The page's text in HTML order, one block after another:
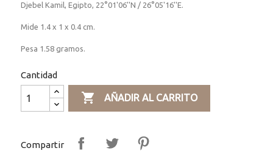
Djebel Kamil, Egipto, 22°01'06''N / 26°05'16''E.
Mide 1.4 x 1 x 0.4 cm.
Pesa 1.58 gramos.
Cantidad
 AÑADIR AL CARRITO
Compartir